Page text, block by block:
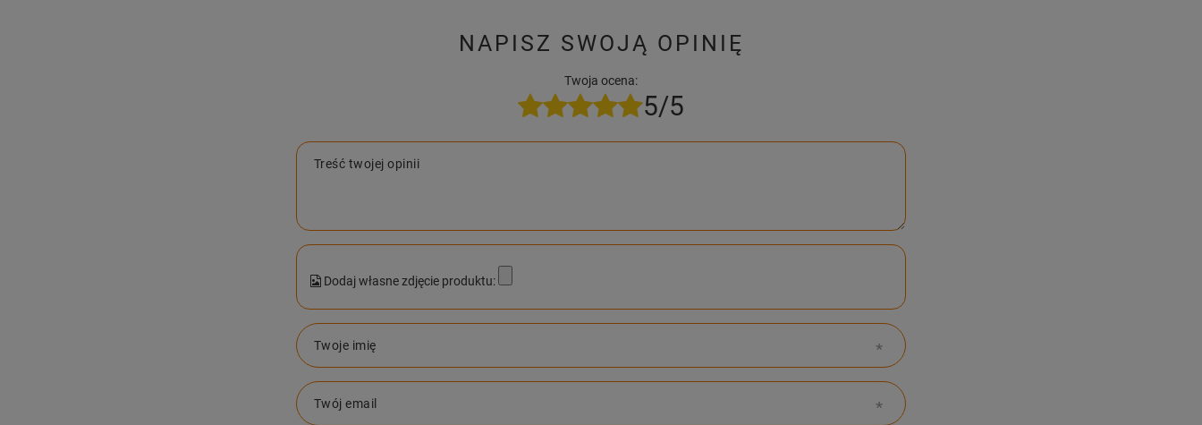
NAPISZ SWOJĄ OPINIĘ
Twoja ocena:
5/5
Treść twojej opinii
Dodaj własne zdjęcie produktu:
Twoje imię
Twój email